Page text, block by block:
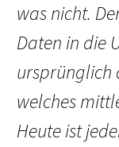
was nicht.
Daten in die
ursprünglich
welches
Heute ist